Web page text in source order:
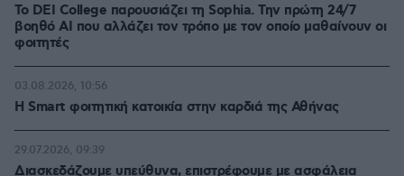
Το DEI College παρουσιάζει τη Sophia. Την πρώτη 24/7
βοηθό AI που αλλάζει τον τρόπο με τον οποίο μαθαίνουν οι
φοιτητές
Η Smart φοιτητική κατοικία στην καρδιά της Αθήνας
03.08.2026, 10:56
Διασκεδάζουμε υπεύθυνα, επιστρέφουμε με ασφάλεια
29.07.2026, 09:39